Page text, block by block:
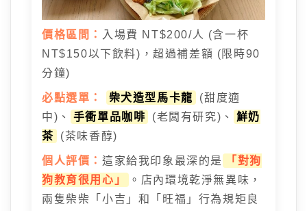
價格區間：
入場費 NT$200/人 (含一杯
NT$150以下飲料)，超過補差額 (限時90
分鐘)
必點選單： 柴犬造型馬卡龍
(甜度適
中)、
手衝單品咖啡 (老闆有研究)、
鮮奶
茶
(茶味香醇)
個人評價： 這家給我印象最深的是
「對狗
狗教育很用心」
。店內環境乾淨無異味，
兩隻柴柴「小吉」和「旺福」行為規矩良